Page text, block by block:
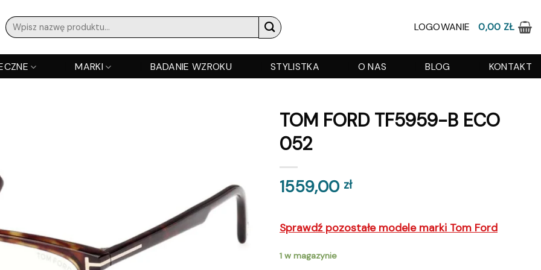
Szukaj: LOGOWANIE 0,00 ZŁ
MARKI BADANIE WZROKU STYLISTKA O NAS BLOG KONTAKT
TOM FORD TF5959-B ECO
052
1559,00 zł
Sprawdź pozostałe modele marki Tom Ford
1 w magazynie